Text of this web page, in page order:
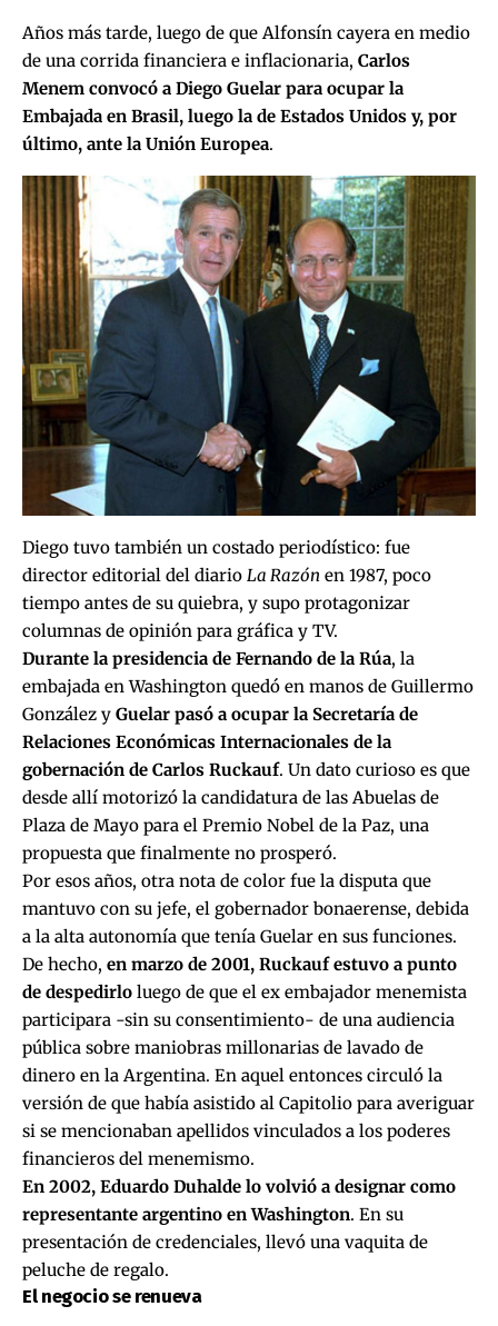
Años más tarde, luego de que Alfonsín cayera en medio
de una corrida financiera e inflacionaria, Carlos
Menem convocó a Diego Guelar para ocupar la
Embajada en Brasil, luego la de Estados Unidos y, por
último, ante la Unión Europea.
Diego tuvo también un costado periodístico: fue
director editorial del diario La Razón en 1987, poco
tiempo antes de su quiebra, y supo protagonizar
columnas de opinión para gráfica y TV.
Durante la presidencia de Fernando de la Rúa, la
embajada en Washington quedó en manos de Guillermo
González y Guelar pasó a ocupar la Secretaría de
Relaciones Económicas Internacionales de la
gobernación de Carlos Ruckauf. Un dato curioso es que
desde allí motorizó la candidatura de las Abuelas de
Plaza de Mayo para el Premio Nobel de la Paz, una
propuesta que finalmente no prosperó.
Por esos años, otra nota de color fue la disputa que
mantuvo con su jefe, el gobernador bonaerense, debida
a la alta autonomía que tenía Guelar en sus funciones.
De hecho, en marzo de 2001, Ruckauf estuvo a punto
de despedirlo luego de que el ex embajador menemista
participara -sin su consentimiento- de una audiencia
pública sobre maniobras millonarias de lavado de
dinero en la Argentina. En aquel entonces circuló la
versión de que había asistido al Capitolio para averiguar
si se mencionaban apellidos vinculados a los poderes
financieros del menemismo.
En 2002, Eduardo Duhalde lo volvió a designar como
representante argentino en Washington. En su
presentación de credenciales, llevó una vaquita de
peluche de regalo.
El negocio se renueva